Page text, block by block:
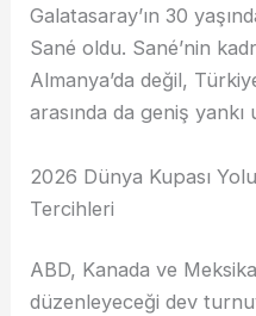
Galatasaray’ın 30
Sané oldu. Sané’nin
Almanya’da değil,
arasında da geniş yankı
2026 Dünya Kupası
Tercihleri
ABD, Kanada ve
düzenleyeceği dev